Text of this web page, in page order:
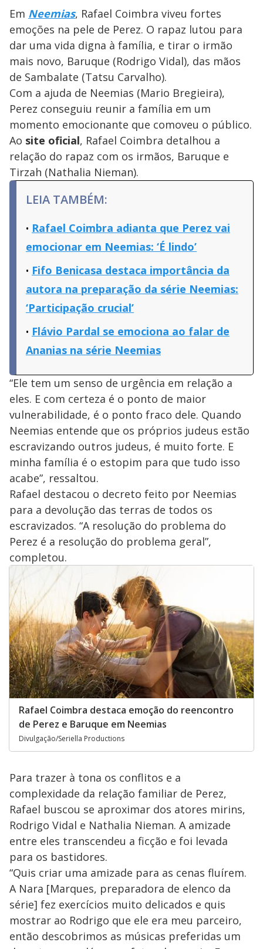
Em Neemias, Rafael Coimbra viveu fortes
emoções na pele de Perez. O rapaz lutou para
dar uma vida digna à família, e tirar o irmão
mais novo, Baruque (Rodrigo Vidal), das mãos
de Sambalate (Tatsu Carvalho).
Com a ajuda de Neemias (Mario Bregieira),
Perez conseguiu reunir a família em um
momento emocionante que comoveu o público.
Ao site oficial, Rafael Coimbra detalhou a
relação do rapaz com os irmãos, Baruque e
Tirzah (Nathalia Nieman).
LEIA TAMBÉM:
Rafael Coimbra adianta que Perez vai
emocionar em Neemias: ‘É lindo’
Fifo Benicasa destaca importância da
autora na preparação da série Neemias:
‘Participação crucial’
Flávio Pardal se emociona ao falar de
Ananias na série Neemias
“Ele tem um senso de urgência em relação a
eles. E com certeza é o ponto de maior
vulnerabilidade, é o ponto fraco dele. Quando
Neemias entende que os próprios judeus estão
escravizando outros judeus, é muito forte. E
minha família é o estopim para que tudo isso
acabe”, ressaltou.
Rafael destacou o decreto feito por Neemias
para a devolução das terras de todos os
escravizados. “A resolução do problema do
Perez é a resolução do problema geral”,
completou.
Rafael Coimbra destaca emoção do reencontro
de Perez e Baruque em Neemias
Divulgação/Seriella Productions
Para trazer à tona os conflitos e a
complexidade da relação familiar de Perez,
Rafael buscou se aproximar dos atores mirins,
Rodrigo Vidal e Nathalia Nieman. A amizade
entre eles transcendeu a ficção e foi levada
para os bastidores.
“Quis criar uma amizade para as cenas fluírem.
A Nara [Marques, preparadora de elenco da
série] fez exercícios muito delicados e quis
mostrar ao Rodrigo que ele era meu parceiro,
então descobrimos as músicas preferidas um